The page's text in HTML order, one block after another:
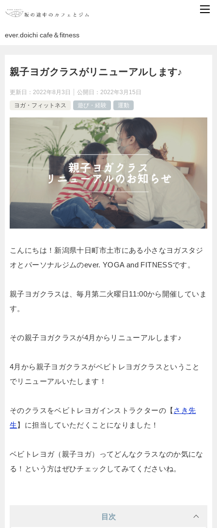
ever.doichi cafe＆fitness
親子ヨガクラスがリニューアルします♪
更新日： 2022年8月3日 公開日： 2022年3月15日
ヨガ・フィットネス
遊び・経験 運動
こんにちは！新潟県十日町市土市にある小さなヨガスタジ
オとパーソナルジムのever. YOGA and FITNESSです。
親子ヨガクラスは、毎月第二火曜日11:00から開催していま
す。
その親子ヨガクラスが4月からリニューアルします♪
4月から親子ヨガクラスがベビトレヨガクラスということ
でリニューアルいたします！
そのクラスをベビトレヨガインストラクターの【 さき先
生 】に担当していただくことになりました！
ベビトレヨガ（親子ヨガ）ってどんなクラスなのか気にな
る！という方はぜひチェックしてみてくださいね。
目次